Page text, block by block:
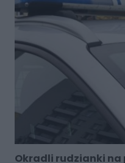
Okradli rudzianki na